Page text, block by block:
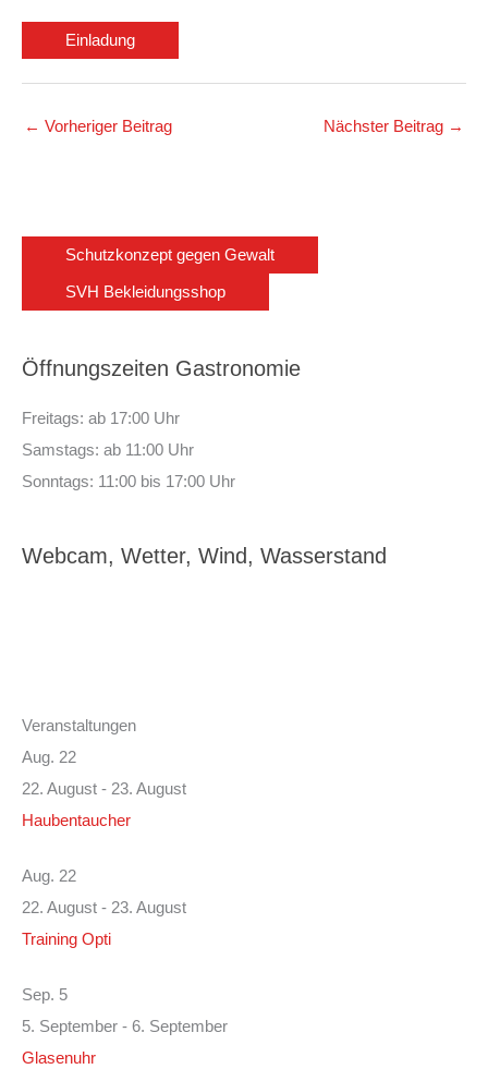
Einladung
← Vorheriger Beitrag Nächster Beitrag →
Schutzkonzept gegen Gewalt
SVH Bekleidungsshop
Öffnungszeiten Gastronomie
Freitags: ab 17:00 Uhr
Samstags: ab 11:00 Uhr
Sonntags: 11:00 bis 17:00 Uhr
Webcam, Wetter, Wind, Wasserstand
Veranstaltungen
Aug. 22
22. August - 23. August
Haubentaucher
Aug. 22
22. August - 23. August
Training Opti
Sep. 5
5. September - 6. September
Glasenuhr